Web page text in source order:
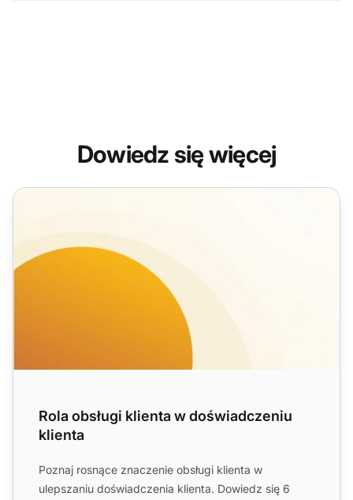
Dowiedz się więcej
Rola obsługi klienta w doświadczeniu klienta
Rola obsługi klienta w doświadczeniu
klienta
Poznaj rosnące znaczenie obsługi klienta w
ulepszaniu doświadczenia klienta. Dowiedz się 6